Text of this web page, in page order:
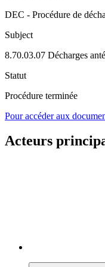
DEC - Procédure de
Subject
8.70.03.07 Décharges
Statut
Procédure terminée
Pour accéder aux
Acteurs